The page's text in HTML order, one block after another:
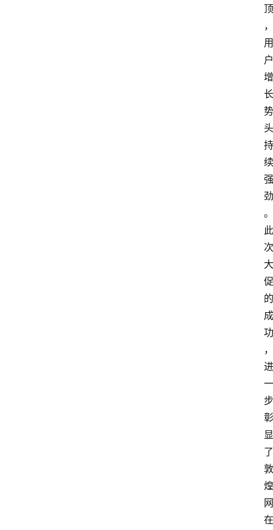
顶
，
用
户
增
长
势
头
持
续
强
劲
。
此
次
大
促
的
成
功
，
进
一
步
彰
显
了
敦
煌
网
在